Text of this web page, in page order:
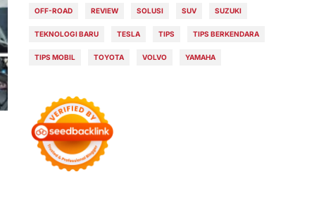
OFF-ROAD REVIEW SOLUSI SUV SUZUKI
TEKNOLOGI BARU TESLA TIPS TIPS BERKENDARA
TIPS MOBIL TOYOTA VOLVO YAMAHA